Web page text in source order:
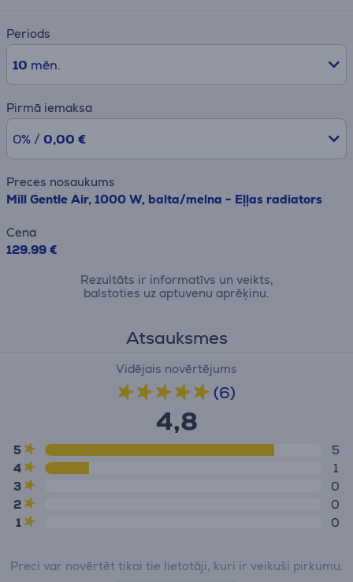
Periods
10 mēn.
Pirmā iemaksa
0% / 0,00 €
Preces nosaukums
Mill Gentle Air, 1000 W, balta/melna - Eļļas radiators
Cena
129.99 €
Rezultāts ir informatīvs un veikts,
balstoties uz aptuvenu aprēķinu.
Atsauksmes
Vidējais novērtējums
(6)
4,8
5
5
4
1
3
0
2
0
1
0
Preci var novērtēt tikai tie lietotāji, kuri ir veikuši pirkumu.